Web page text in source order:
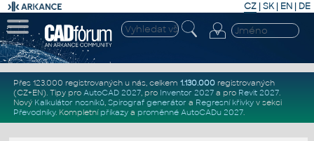
CZ | SK| EN | DE
Přes 123.000 registrovaných u nás, celkem 1.130.000registrovaných
(CZ+EN). Tipy pro AutoCAD 2027, pro Inventor 2027a pro Revit 2027.
Nový Kalkulátor nosníků, Spirograf generátor a Regresní křivkyv sekci
Převodníky. Kompletní příkazya proměnné AutoCADu 2027.